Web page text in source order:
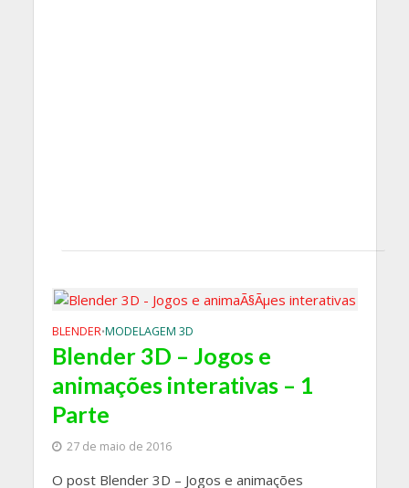
BLENDER•MODELAGEM 3D
Blender 3D – Jogos e
animações interativas – 1
Parte
27 de maio de 2016
O post Blender 3D – Jogos e animações